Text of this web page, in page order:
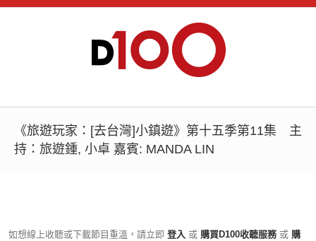
《旅遊玩家：[去台灣]小鎮遊》第十五季第11集 主
持：旅遊鍾, 小卓 嘉賓: MANDA LIN
如想線上收聽或下載節目重溫，請立即 登入 或 購買D100收聽服務 或 購